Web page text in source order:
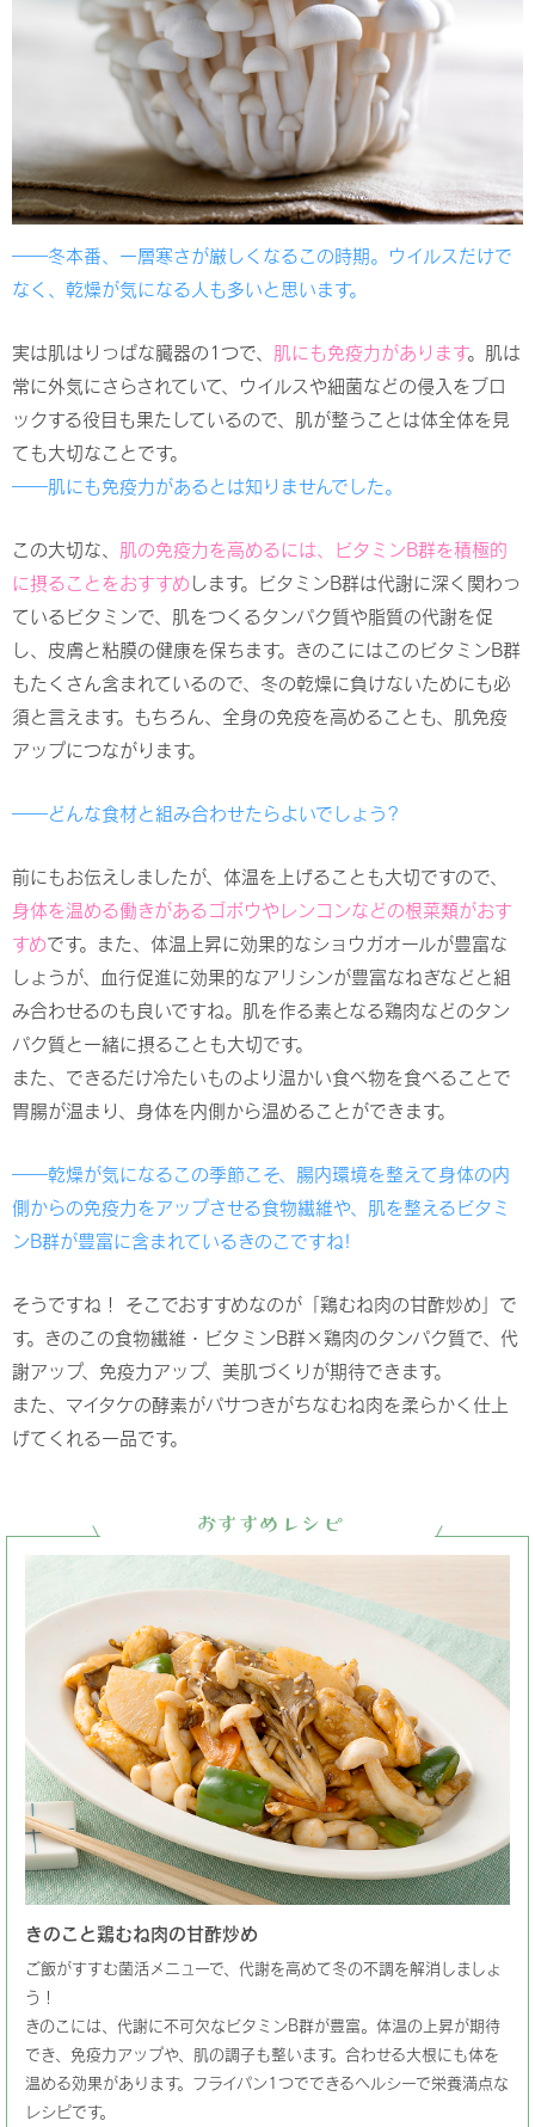
――冬本番、一層寒さが厳しくなるこの時期。ウイルスだけで
なく、乾燥が気になる人も多いと思います。
実は肌はりっぱな臓器の1つで、 肌にも免疫力があります。肌は
常に外気にさらされていて、ウイルスや細菌などの侵入をブロ
ックする役目も果たしているので、肌が整うことは体全体を見
ても大切なことです。
――肌にも免疫力があるとは知りませんでした。
この大切な、 肌の免疫力を高めるには、ビタミンB群を積極的
に摂ることをおすすめ します。ビタミンB群は代謝に深く関わっ
ているビタミンで、肌をつくるタンパク質や脂質の代謝を促
し、皮膚と粘膜の健康を保ちます。きのこにはこのビタミンB群
もたくさん含まれているので、冬の乾燥に負けないためにも必
須と言えます。もちろん、全身の免疫を高めることも、肌免疫
アップにつながります。
――どんな食材と組み合わせたらよいでしょう?
前にもお伝えしましたが、体温を上げることも大切ですので、
身体を温める働きがあるゴボウやレンコンなどの根菜類がおす
すめです。また、体温上昇に効果的なショウガオールが豊富な
しょうが、血行促進に効果的なアリシンが豊富なねぎなどと組
み合わせるのも良いですね。肌を作る素となる鶏肉などのタン
パク質と一緒に摂ることも大切です。
また、できるだけ冷たいものより温かい食べ物を食べることで
胃腸が温まり、身体を内側から温めることができます。
――乾燥が気になるこの季節こそ、腸内環境を整えて身体の内
側からの免疫力をアップさせる食物繊維や、肌を整えるビタミ
ンB群が豊富に含まれているきのこですね!
そうですね！ そこでおすすめなのが「鶏むね肉の甘酢炒め」で
す。きのこの食物繊維・ビタミンB群×鶏肉のタンパク質で、代
謝アップ、免疫力アップ、美肌づくりが期待できます。
また、マイタケの酵素がパサつきがちなむね肉を柔らかく仕上
げてくれる一品です。
おすすめレシピ
きのこと鶏むね肉の甘酢炒め
ご飯がすすむ菌活メニューで、代謝を高めて冬の不調を解消しましょ
う！
きのこには、代謝に不可欠なビタミンB群が豊富。体温の上昇が期待
でき、免疫力アップや、肌の調子も整います。合わせる大根にも体を
温める効果があります。フライパン1つでできるヘルシーで栄養満点な
レシピです。